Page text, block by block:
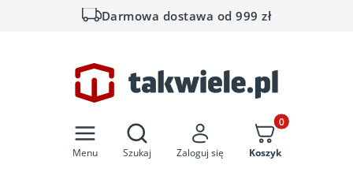
Darmowa dostawa od 999 zł
Menu
Otwórz wyszukiwarkę
Szukaj Zaloguj się
Produkty w
Koszyk